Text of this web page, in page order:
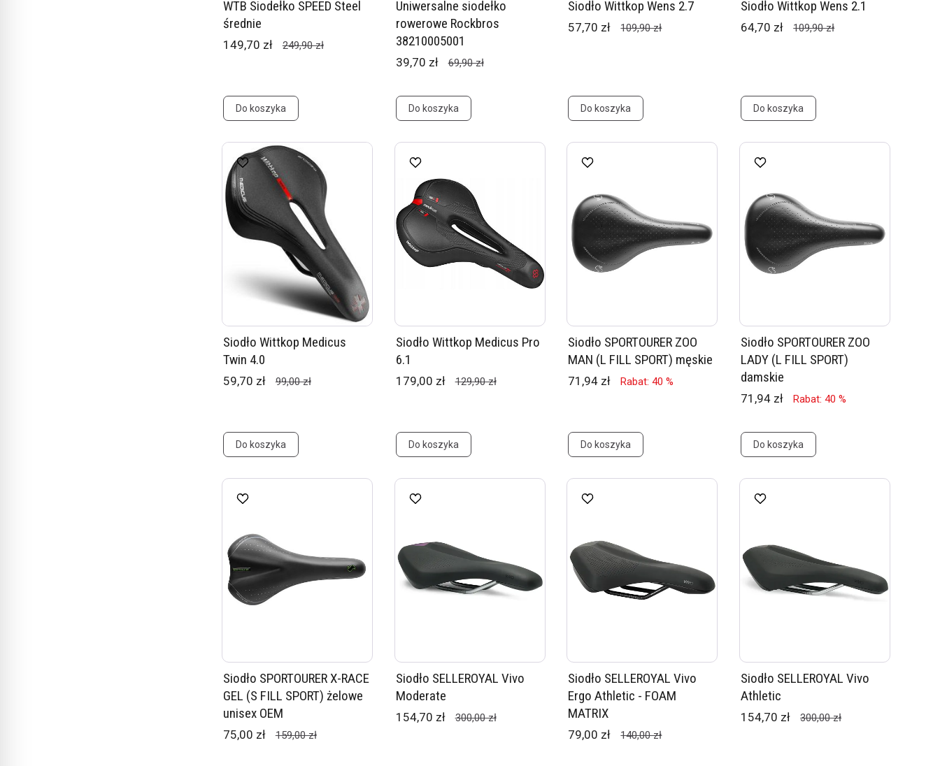
WTB Siodełko SPEED Steel
średnie
149,70 zł 249,90 zł
Do koszyka
Uniwersalne siodełko
rowerowe Rockbros
38210005001
39,70 zł 69,90 zł
Do koszyka
Siodło Wittkop Wens 2.7
57,70 zł 109,90 zł
Do koszyka
Siodło Wittkop Wens 2.1
64,70 zł 109,90 zł
Do koszyka
Siodło Wittkop Medicus
Twin 4.0
59,70 zł 99,00 zł
Do koszyka
Siodło Wittkop Medicus Pro
6.1
179,00 zł 129,90 zł
Do koszyka
Siodło SPORTOURER ZOO
MAN (L FILL SPORT) męskie
71,94 zł Rabat: 40 %
Do koszyka
Siodło SPORTOURER ZOO
LADY (L FILL SPORT)
damskie
71,94 zł Rabat: 40 %
Do koszyka
Siodło SPORTOURER X-RACE
GEL (S FILL SPORT) żelowe
unisex OEM
75,00 zł 159,00 zł
Siodło SELLEROYAL Vivo
Moderate
154,70 zł 300,00 zł
Siodło SELLEROYAL Vivo
Ergo Athletic - FOAM
MATRIX
79,00 zł 140,00 zł
Siodło SELLEROYAL Vivo
Athletic
154,70 zł 300,00 zł